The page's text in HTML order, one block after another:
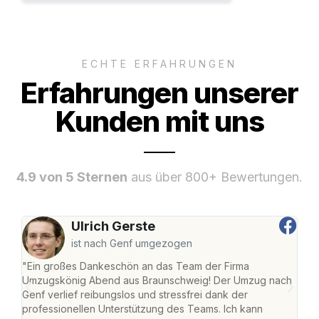
ECHTE ERFAHRUNGEN
Erfahrungen unserer
Kunden mit uns
4.9 von 5 Sternen aus über 800+ Bewertungen.
Ulrich Gerste
ist nach Genf umgezogen
"Ein großes Dankeschön an das Team der Firma
Umzugskönig Abend aus Braunschweig! Der Umzug nach
Genf verlief reibungslos und stressfrei dank der
professionellen Unterstützung des Teams. Ich kann